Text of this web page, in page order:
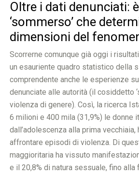
Oltre i dati denunciati:
‘sommerso’ che
dimensioni del
Scorrerne comunque già oggi i
un esauriente quadro statistico della
comprendente anche le esperienze
denunciate alle autorità (il cosiddetto
violenza di genere). Così, la ricerca
6 milioni e 400 mila (31,9%) le donne
dall’adolescenza alla prima vecchiaia,
affrontare episodi di violenza. Di
maggioritaria ha vissuto
e il 20,8% di natura sessuale, fino alla